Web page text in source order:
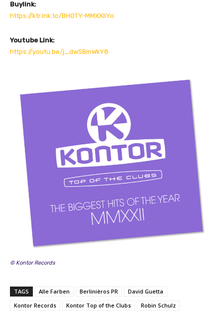
Buylink:
https://ktr.lnk.to/BHOTY-MMXXIIYo
Youtube Link:
https://youtu.be/j_dwSBmWkY8
© Kontor Records
TAGS Alle Farben Berlinièros PR
David Guetta
Kontor Records
Kontor Top of the Clubs Robin Schulz